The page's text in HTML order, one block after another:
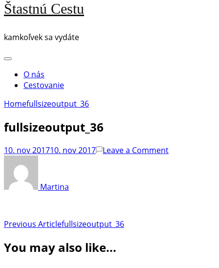
Štastnú Cestu
kamkoľvek sa vydáte
O nás
Cestovanie
Homefullsizeoutput_36
fullsizeoutput_36
10. nov 201710. nov 2017 Leave a Commenton
Martina
Post
Navigation
Previous Articlefullsizeoutput_36
You may also like...